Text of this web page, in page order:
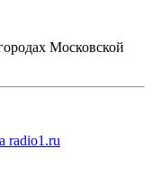
Московской
radio1.ru